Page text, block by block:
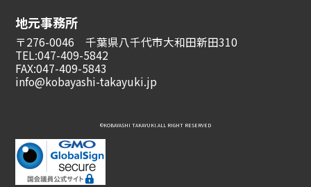
地元事務所
〒276-0046 千葉県八千代市大和田新田310
TEL:047-409-5842
FAX:047-409-5843
info@kobayashi-takayuki.jp
©︎KOBAYASHI TAKAYUKI.ALL RIGHT RESERVED